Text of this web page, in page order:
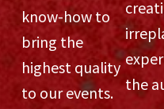
know-how to
bring the
highest quality
to our events. the